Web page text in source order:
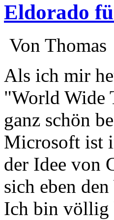
Eldorado
Von Thomas
Als ich mir
"World Wide
ganz schön
Microsoft ist
der Idee von
sich eben
Ich bin völlig